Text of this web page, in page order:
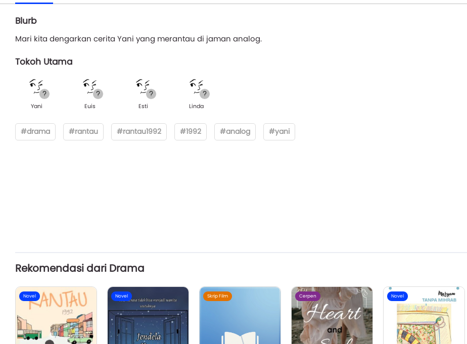
Blurb
Mari kita dengarkan cerita Yani yang merantau di jaman analog.
Tokoh Utama
Yani Euis Esti Linda
#drama #rantau #rantau1992 #1992 #analog #yani
Rekomendasi dari Drama
Novel Novel Skrip Film Cerpen Novel